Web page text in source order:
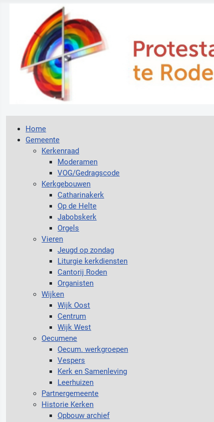
Home
Gemeente
Kerkenraad
Moderamen
VOG/Gedragscode
Kerkgebouwen
Catharinakerk
Op de Helte
Jabobskerk
Orgels
Vieren
Jeugd op zondag
Liturgie kerkdiensten
Cantorij Roden
Organisten
Wijken
Wijk Oost
Centrum
Wijk West
Oecumene
Oecum. werkgroepen
Vespers
Kerk en Samenleving
Leerhuizen
Partnergemeente
Historie Kerken
Opbouw archief